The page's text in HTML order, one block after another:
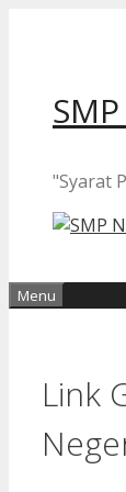
"Syarat
Menu
Link